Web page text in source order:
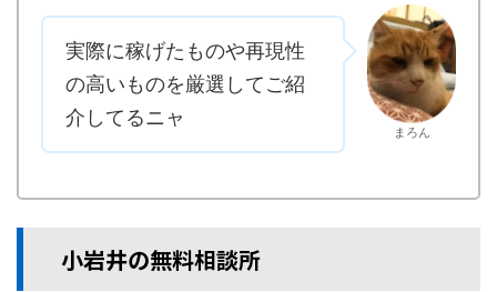
実際に稼げたものや再現性
の高いものを厳選してご紹
介してるニャ
まろん
小岩井の無料相談所